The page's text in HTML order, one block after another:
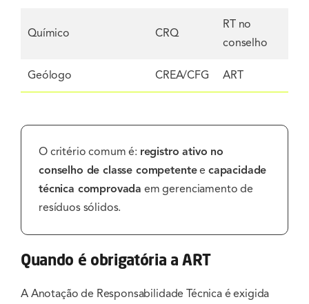
Químico CRQ
RT no
conselho
Geólogo CREA/CFG ART
O critério comum é: registro ativo no
conselho de classe competentee capacidade
técnica comprovada em gerenciamento de
resíduos sólidos.
Quando é obrigatória a ART
A Anotação de Responsabilidade Técnica é exigida